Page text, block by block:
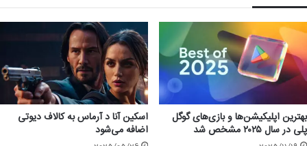
بهترین اپلیکیشن‌ها و بازی‌های گوگل
پلی در سال ۲۰۲۵ مشخص شد
اسکین آنا د آرماس به کالاف دیوتی
اضافه می‌شود